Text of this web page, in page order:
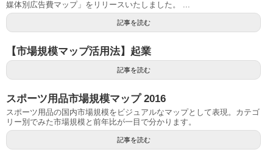
媒体別広告費マップ」をリリースいたしました。 ...
記事を読む
【市場規模マップ活用法】起業
記事を読む
スポーツ用品市場規模マップ 2016
スポーツ用品の国内市場規模をビジュアルなマップとして表現。カテゴ
リー別でみた市場規模と前年比が一目で分かります。
記事を読む